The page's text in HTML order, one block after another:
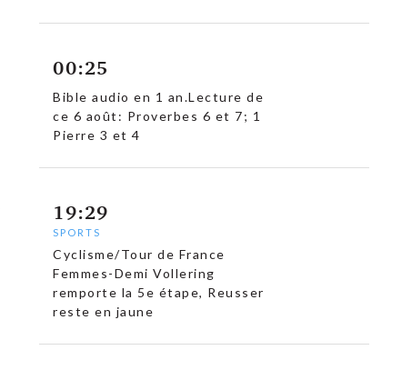
00:25
Bible audio en 1 an.Lecture de
ce 6 août: Proverbes 6 et 7; 1
Pierre 3 et 4
19:29
SPORTS
Cyclisme/Tour de France
Femmes-Demi Vollering
remporte la 5e étape, Reusser
reste en jaune